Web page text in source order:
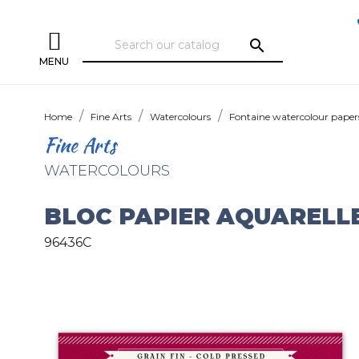
MENU
search
Home Fine Arts Watercolours Fontaine watercolour
Fine Arts
WATERCOLOURS
BLOC PAPIER
96436C